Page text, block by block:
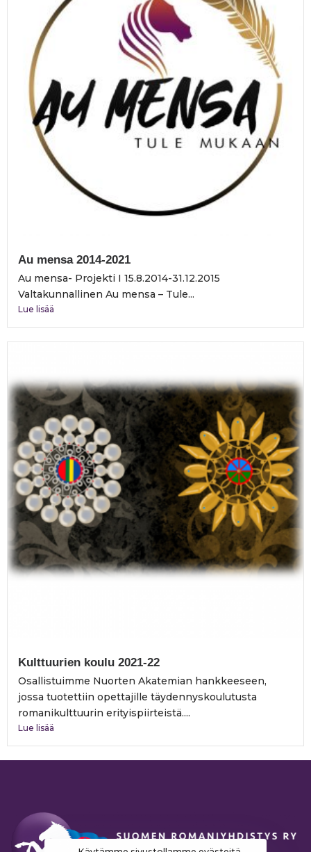
Au mensa 2014-2021
Au mensa- Projekti I 15.8.2014-31.12.2015
Valtakunnallinen Au mensa – Tule...
Lue lisää
Kulttuurien koulu 2021-22
Osallistuimme Nuorten Akatemian hankkeeseen,
jossa tuotettiin opettajille täydennyskoulutusta
romanikulttuurin erityispiirteistä....
Lue lisää